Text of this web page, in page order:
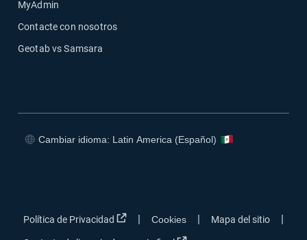
MyAdmin
Contacte con nosotros
Geotab vs Samsara
Cambiar idioma: Latin America (Español)
Política de Privacidad Abrir en una nueva ventana
| Cookies | Mapa del sitio |